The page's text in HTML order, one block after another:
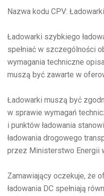
Nazwa kodu CPV:
Ładowarki szybkiego
spełniać w szczególności
wymagania techniczne
muszą być zawarte w
Ładowarki muszą być
w sprawie wymagań
i punktów ładowania
ładowania drogowego
przez Ministerstwo Energii
Zamawiający oczekuje, że
ładowania DC spełniają